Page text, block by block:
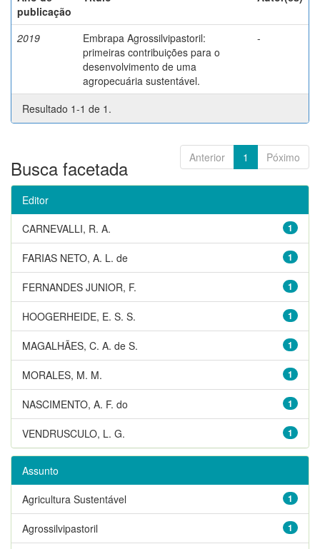
publicação
2019
Embrapa Agrossilvipastoril:
primeiras contribuições para o
desenvolvimento de uma
agropecuária sustentável.
-
Resultado 1-1 de 1.
Anterior 1 Póximo
Busca facetada
Editor
1
CARNEVALLI, R. A.
1
FARIAS NETO, A. L. de
1
FERNANDES JUNIOR, F.
1
HOOGERHEIDE, E. S. S.
1
MAGALHÃES, C. A. de S.
1
MORALES, M. M.
1
NASCIMENTO, A. F. do
1
VENDRUSCULO, L. G.
Assunto
1
Agricultura Sustentável
1
Agrossilvipastoril